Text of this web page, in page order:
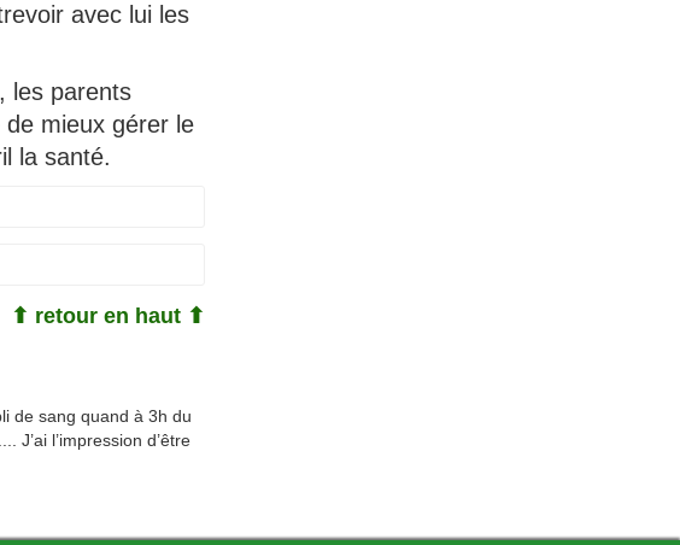
avec lui les
les parents
de mieux gérer le
la santé.
⬆ retour en haut ⬆
de sang quand à 3h du
l’impression d’être